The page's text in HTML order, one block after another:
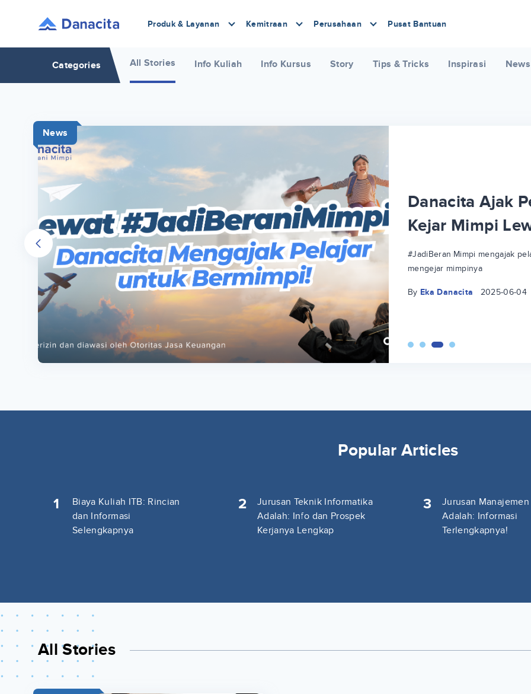
Produk & Layanan Kemitraan Perusahaan Pusat Bantuan
Categories All Stories Info Kuliah Info Kursus Story Tips & Tricks Inspirasi News
News
Danacita Ajak
Kejar Mimpi
#JadiBeraniMimpi mengajak
mengejar mimpinya
By Eka Danacita 2025-06-04
Popular Articles
1
Biaya Kuliah ITB: Rincian
dan Informasi
Selengkapnya
2
Jurusan Teknik Informatika
Adalah: Info dan Prospek
Kerjanya Lengkap
3
Jurusan Manajemen
Adalah: Informasi
Terlengkapnya!
All Stories